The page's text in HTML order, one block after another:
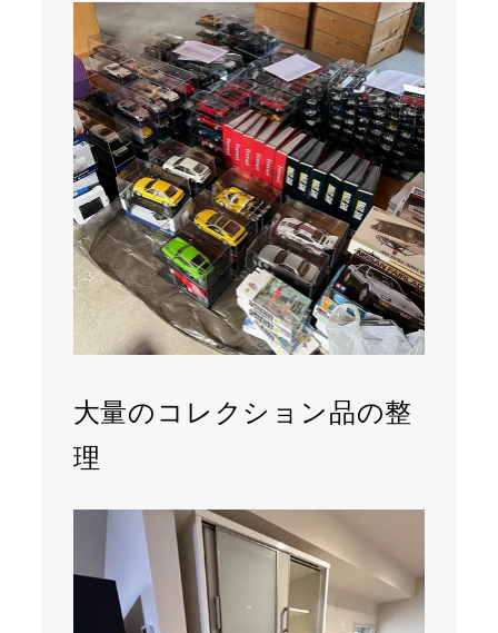
大量のコレクション品の整
理